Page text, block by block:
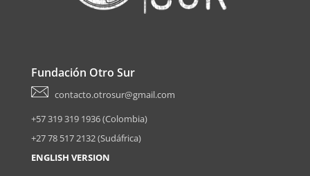
Fundación Otro Sur
contacto.otrosur@gmail.com
+57 319 319 1936 (Colombia)
+27 78 517 2132 (Sudáfrica)
ENGLISH VERSION